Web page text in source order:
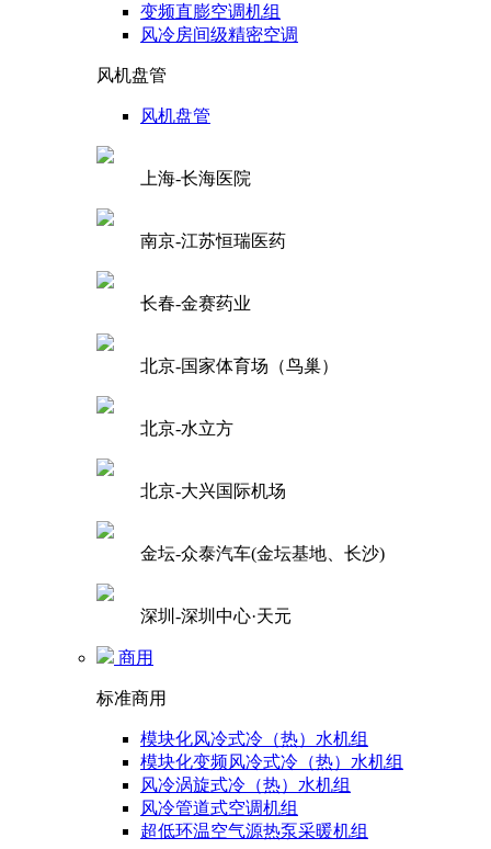
变频直膨空调机组
风冷房间级精密空调
风机盘管
风机盘管
上海-长海医院
南京-江苏恒瑞医药
长春-金赛药业
北京-国家体育场（鸟巢）
北京-水立方
北京-大兴国际机场
金坛-众泰汽车(金坛基地、长沙)
深圳-深圳中心·天元
商用
标准商用
模块化风冷式冷（热）水机组
模块化变频风冷式冷（热）水机组
风冷涡旋式冷（热）水机组
风冷管道式空调机组
超低环温空气源热泵采暖机组